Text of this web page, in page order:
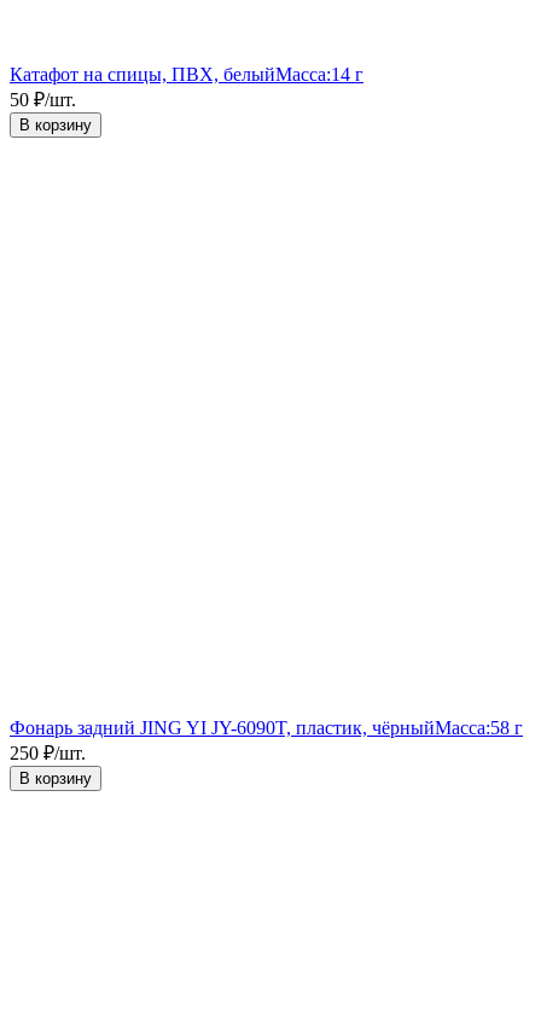
Катафот на спицы, ПВХ, белыйМасса:14 г
50 ₽/шт.
В корзину
Фонарь задний JING YI JY-6090T, пластик, чёрныйМасса:58 г
250 ₽/шт.
В корзину